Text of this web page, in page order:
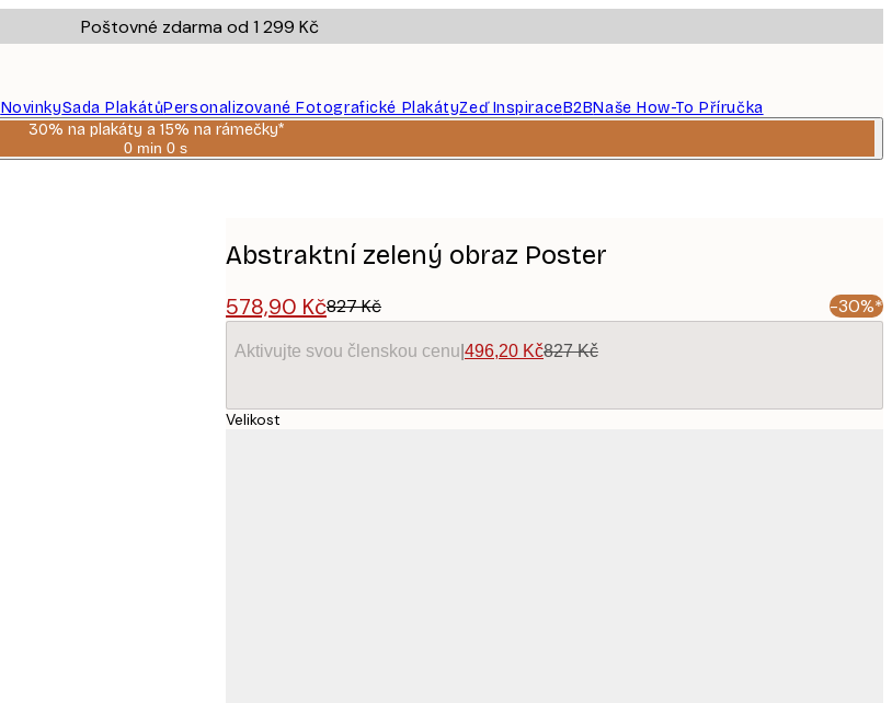
Poštovné zdarma od 1 299 Kč
NovinkySada PlakátůPersonalizované Fotografické PlakátyZeď InspiraceB2BNaše How-To Příručka
30% na plakáty a 15% na rámečky*
0 min 0 s
Platné
Abstraktní zelený obraz Poster
578,90 Kč827 Kč -30%*
Aktivujte svou členskou cenu 496,20 Kč827 Kč
Velikost